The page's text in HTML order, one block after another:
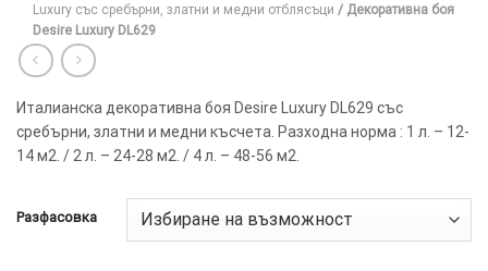
Luxury със сребърни, златни и медни отблясъци / Декоративна боя
Desire Luxury DL629
Италианска декоративна боя Desire Luxury DL629 със
сребърни, златни и медни късчета. Разходна норма : 1 л. – 12-
14 м2. / 2 л. – 24-28 м2. / 4 л. – 48-56 м2.
Разфасовка